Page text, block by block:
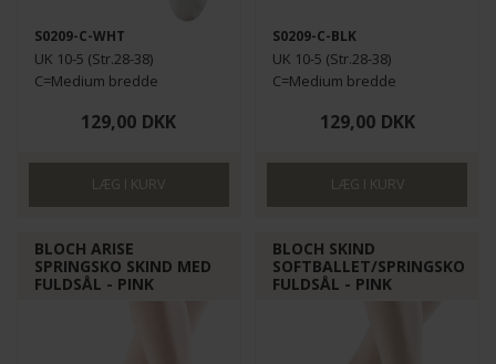
S0209-C-WHT
UK 10-5 (Str.28-38)
C=Medium bredde
129,00 DKK
S0209-C-BLK
UK 10-5 (Str.28-38)
C=Medium bredde
129,00 DKK
BLOCH ARISE
SPRINGSKO SKIND MED
FULDSÅL - PINK
BLOCH SKIND
SOFTBALLET/SPRINGSKO
FULDSÅL - PINK